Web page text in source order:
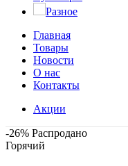
Разное
Главная
Товары
Новости
О нас
Контакты
Акции
-26% Распродано
Горячий